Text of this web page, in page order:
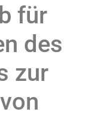
für
des
zur